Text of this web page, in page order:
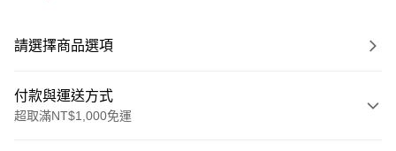
請選擇商品選項
付款與運送方式
超取滿NT$1,000免運